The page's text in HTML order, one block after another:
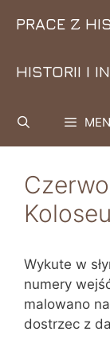
PRACE Z
HISTORII I
Wykute w
numery
malowano
dostrzec z